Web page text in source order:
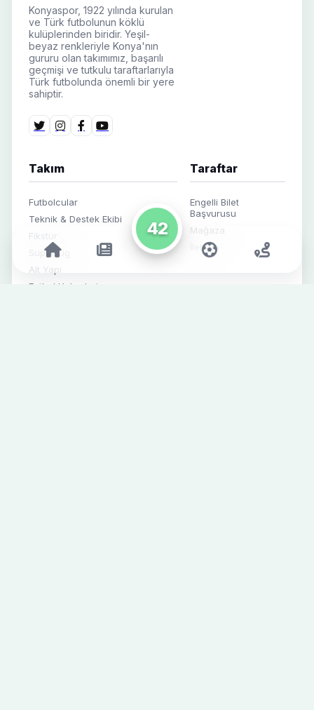
42
Konyaspor, 1922 yılında kurulan
ve Türk futbolunun köklü
kulüplerinden biridir. Yeşil-
beyaz renkleriyle Konya'nın
gururu olan takımımız, başarılı
geçmişi ve tutkulu taraftarlarıyla
Türk futbolunda önemli bir yere
sahiptir.
Takım
Futbolcular
Teknik & Destek Ekibi
Fikstür
Süper Lig
Alt Yapı
Futbol Haberleri
Taraftar
Engelli Bilet
Başvurusu
Mağaza
İletişim